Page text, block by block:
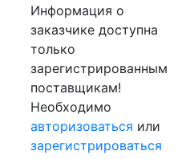
Информация о
заказчике доступна
только
зарегистрированным
поставщикам!
Необходимо
авторизоваться или
зарегистрироваться